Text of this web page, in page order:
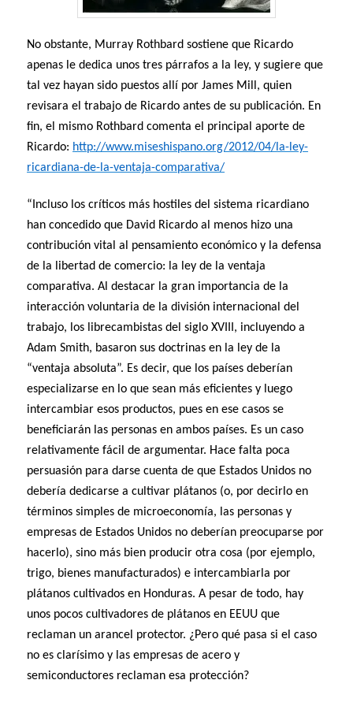
No obstante, Murray Rothbard sostiene que Ricardo
apenas le dedica unos tres párrafos a la ley, y sugiere que
tal vez hayan sido puestos allí por James Mill, quien
revisara el trabajo de Ricardo antes de su publicación. En
fin, el mismo Rothbard comenta el principal aporte de
Ricardo: http://www.miseshispano.org/2012/04/la-ley-
ricardiana-de-la-ventaja-comparativa/
“Incluso los críticos más hostiles del sistema ricardiano
han concedido que David Ricardo al menos hizo una
contribución vital al pensamiento económico y la defensa
de la libertad de comercio: la ley de la ventaja
comparativa. Al destacar la gran importancia de la
interacción voluntaria de la división internacional del
trabajo, los librecambistas del siglo XVIII, incluyendo a
Adam Smith, basaron sus doctrinas en la ley de la
“ventaja absoluta”. Es decir, que los países deberían
especializarse en lo que sean más eficientes y luego
intercambiar esos productos, pues en ese casos se
beneficiarán las personas en ambos países. Es un caso
relativamente fácil de argumentar. Hace falta poca
persuasión para darse cuenta de que Estados Unidos no
debería dedicarse a cultivar plátanos (o, por decirlo en
términos simples de microeconomía, las personas y
empresas de Estados Unidos no deberían preocuparse por
hacerlo), sino más bien producir otra cosa (por ejemplo,
trigo, bienes manufacturados) e intercambiarla por
plátanos cultivados en Honduras. A pesar de todo, hay
unos pocos cultivadores de plátanos en EEUU que
reclaman un arancel protector. ¿Pero qué pasa si el caso
no es clarísimo y las empresas de acero y
semiconductores reclaman esa protección?